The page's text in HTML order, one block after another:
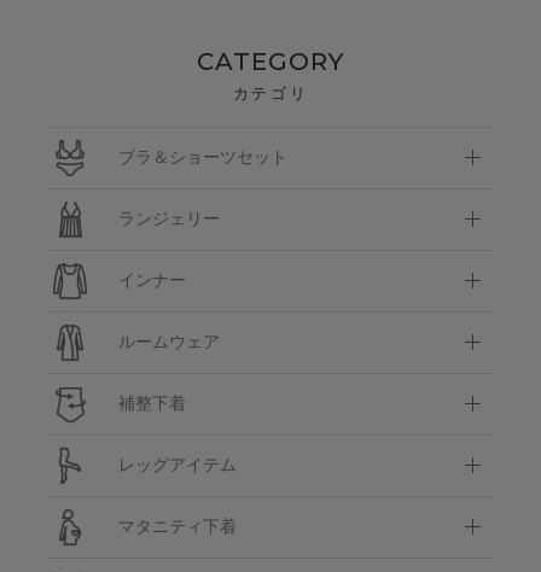
CATEGORY
カテゴリ
ブラ＆ショーツセット
ランジェリー
インナー
ルームウェア
補整下着
レッグアイテム
マタニティ下着